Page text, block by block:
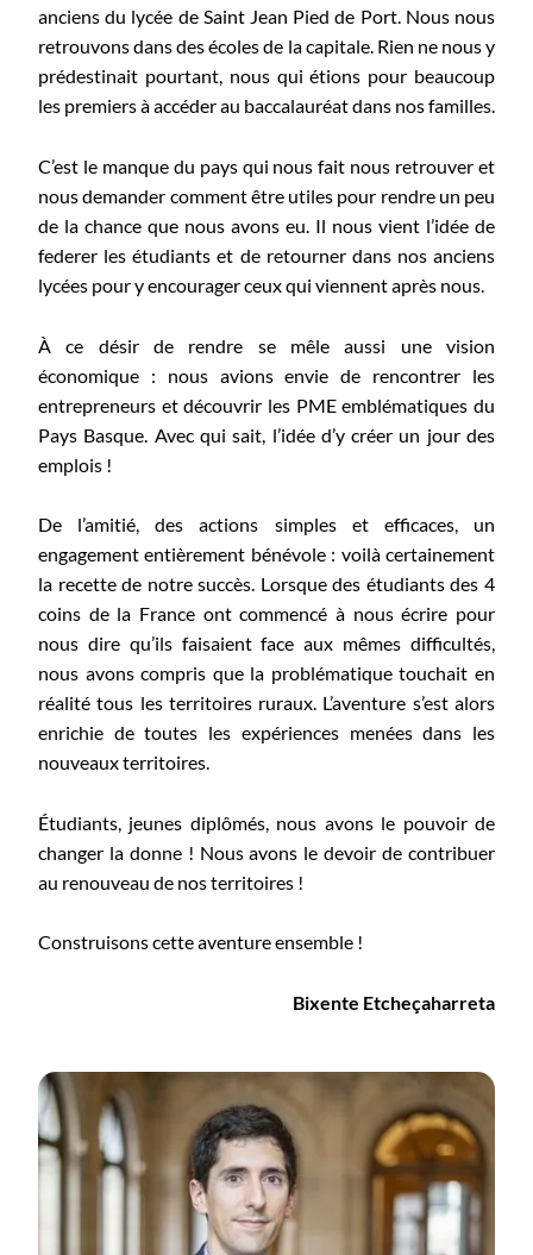
anciens du lycée de Saint Jean Pied de Port. Nous nous
retrouvons dans des écoles de la capitale. Rien ne nous y
prédestinait pourtant, nous qui étions pour beaucoup
les premiers à accéder au baccalauréat dans nos familles.
C’est le manque du pays qui nous fait nous retrouver et
nous demander comment être utiles pour rendre un peu
de la chance que nous avons eu. Il nous vient l’idée de
federer les étudiants et de retourner dans nos anciens
lycées pour y encourager ceux qui viennent après nous.
À ce désir de rendre se mêle aussi une vision
économique : nous avions envie de rencontrer les
entrepreneurs et découvrir les PME emblématiques du
Pays Basque. Avec qui sait, l’idée d’y créer un jour des
emplois !
De l’amitié, des actions simples et efficaces, un
engagement entièrement bénévole : voilà certainement
la recette de notre succès. Lorsque des étudiants des 4
coins de la France ont commencé à nous écrire pour
nous dire qu’ils faisaient face aux mêmes difficultés,
nous avons compris que la problématique touchait en
réalité tous les territoires ruraux. L’aventure s’est alors
enrichie de toutes les expériences menées dans les
nouveaux territoires.
Étudiants, jeunes diplômés, nous avons le pouvoir de
changer la donne ! Nous avons le devoir de contribuer
au renouveau de nos territoires !
Construisons cette aventure ensemble !
Bixente Etcheçaharreta